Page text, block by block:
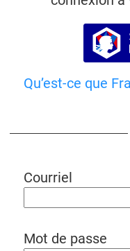
Mon compte
Qu’est-ce que
Courriel
Mot de passe